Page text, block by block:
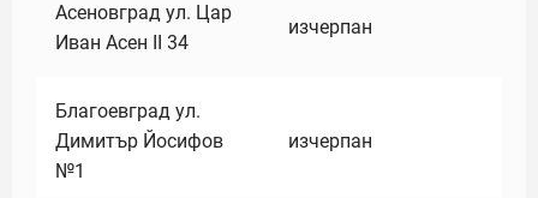
Асеновград ул. Цар
Иван Асен II 34
изчерпан
Благоевград ул.
Димитър Йосифов
№1
изчерпан